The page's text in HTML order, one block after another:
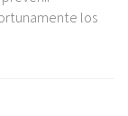
los